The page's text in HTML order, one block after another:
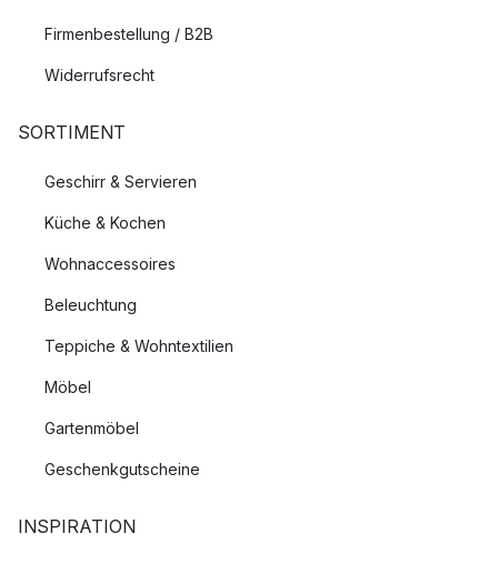
Firmenbestellung / B2B
Widerrufsrecht
SORTIMENT
Geschirr & Servieren
Küche & Kochen
Wohnaccessoires
Beleuchtung
Teppiche & Wohntextilien
Möbel
Gartenmöbel
Geschenkgutscheine
INSPIRATION